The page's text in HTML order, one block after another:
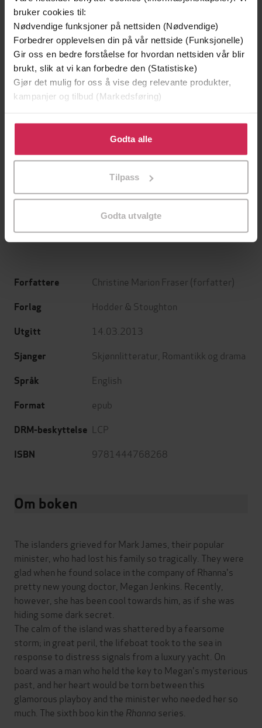
bruker cookies til:
Nødvendige funksjoner på nettsiden (Nødvendige)
Forbedrer opplevelsen din på vår nettside (Funksjonelle)
Gir oss en bedre forståelse for hvordan nettsiden vår blir
brukt, slik at vi kan forbedre den (Statistiske)
Gjør det mulig for oss å vise deg relevante produkter,
kampanjer og tilbud (Markedsføring)
Klikk på «Godta alle» for å gi oss ditt samtykke til å
bruke cookies for alle disse formålene. Du kan også
tilpasse ditt samtykke til spesifikke formål ved å klikke
Godta alle
Tilpass
Godta utvalgte
Vinner av Rivertonprisen
Minnesota
Jo Nesbø
Utskudd
Jørn Lier Horst
Forfattere Christine Marion Fraser (forfatter)
Forlag Hodder & Stoughton
Utgitt 14.03.2013
Sjanger Skjønnlitteratur Romantikk og drama
Språk English
Format epub
DRM-beskyttelse LCP
ISBN 9781444768268
Om boken
The islanders grieved for Mark James, their popular
minister, who had lost his family so tragically. They were
glad when he found solace in the company of Rhanna's
pretty new young doctor, Megan Jenkins. Recently,
however, she has been cool towards him, as if she was
hiding some dark secret.
The calm of the island was shattered by a fearsome
storm; in great peril, the lifeboat took to the sea in
response to distress signals from a luxury yacht. On
board was a man who held the key to Megan's mysterious
past, and her heart would be torn between this
glamorous playboy and the minister who needed her so
much. The sixth boo kin the Rhanna series.